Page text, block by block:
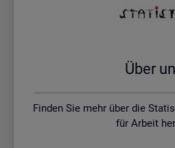
Über
Finden Sie mehr über die
für Arbeit